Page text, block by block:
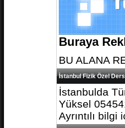
Buraya
BU ALANA
İstanbul Fizik Özel Ders
İstanbulda
Yüksel
Ayrıntılı